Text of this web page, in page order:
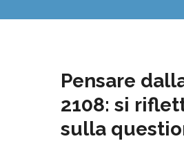
Pensare
2108: si
sulla